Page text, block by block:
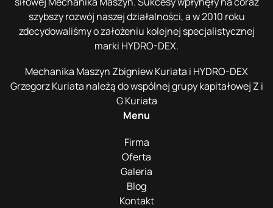
szybszy rozwój naszej działalności, a w 2010 roku
zdecydowaliśmy o założeniu kolejnej specjalistycznej
marki HYDRO-DEX.
Mechanika Maszyn Zbigniew Kuriata i HYDRO-DEX
Grzegorz Kuriata należą do wspólnej grupy kapitałowej Z i
G Kuriata
Menu
Firma
Oferta
Galeria
Blog
Kontakt